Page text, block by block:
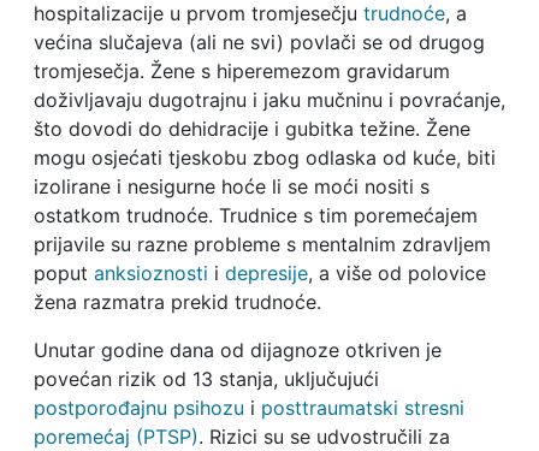
hospitalizacije u prvom tromjesečju trudnoće, a
većina slučajeva (ali ne svi) povlači se od drugog
tromjesečja. Žene s hiperemezom gravidarum
doživljavaju dugotrajnu i jaku mučninu i povraćanje,
što dovodi do dehidracije i gubitka težine. Žene
mogu osjećati tjeskobu zbog odlaska od kuće, biti
izolirane i nesigurne hoće li se moći nositi s
ostatkom trudnoće. Trudnice s tim poremećajem
prijavile su razne probleme s mentalnim zdravljem
poput anksioznosti i depresije, a više od polovice
žena razmatra prekid trudnoće.
Unutar godine dana od dijagnoze otkriven je
povećan rizik od 13 stanja, uključujući
postporođajnu psihozu i posttraumatski stresni
poremećaj (PTSP). Rizici su se udvostručili za